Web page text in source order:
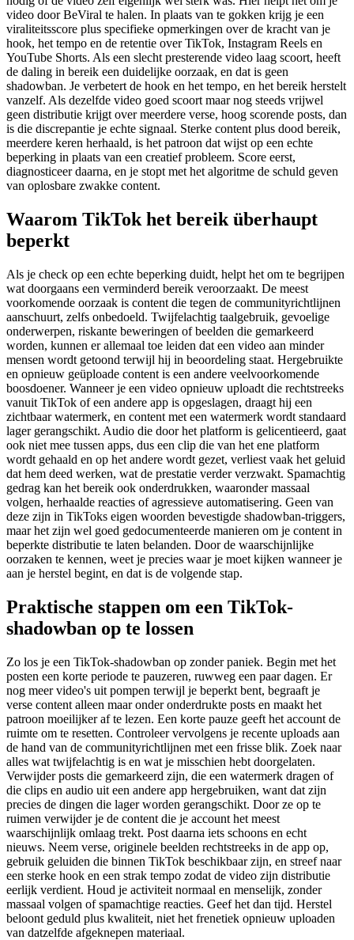
video door BeViral te halen. In plaats van te gokken krijg je een
viraliteitsscore plus specifieke opmerkingen over de kracht van je
hook, het tempo en de retentie over TikTok, Instagram Reels en
YouTube Shorts. Als een slecht presterende video laag scoort, heeft
de daling in bereik een duidelijke oorzaak, en dat is geen
shadowban. Je verbetert de hook en het tempo, en het bereik herstelt
vanzelf. Als dezelfde video goed scoort maar nog steeds vrijwel
geen distributie krijgt over meerdere verse, hoog scorende posts, dan
is die discrepantie je echte signaal. Sterke content plus dood bereik,
meerdere keren herhaald, is het patroon dat wijst op een echte
beperking in plaats van een creatief probleem. Score eerst,
diagnosticeer daarna, en je stopt met het algoritme de schuld geven
van oplosbare zwakke content.
Waarom TikTok het bereik überhaupt
beperkt
Als je check op een echte beperking duidt, helpt het om te begrijpen
wat doorgaans een verminderd bereik veroorzaakt. De meest
voorkomende oorzaak is content die tegen de communityrichtlijnen
aanschuurt, zelfs onbedoeld. Twijfelachtig taalgebruik, gevoelige
onderwerpen, riskante beweringen of beelden die gemarkeerd
worden, kunnen er allemaal toe leiden dat een video aan minder
mensen wordt getoond terwijl hij in beoordeling staat. Hergebruikte
en opnieuw geüploade content is een andere veelvoorkomende
boosdoener. Wanneer je een video opnieuw uploadt die rechtstreeks
vanuit TikTok of een andere app is opgeslagen, draagt hij een
zichtbaar watermerk, en content met een watermerk wordt standaard
lager gerangschikt. Audio die door het platform is gelicentieerd, gaat
ook niet mee tussen apps, dus een clip die van het ene platform
wordt gehaald en op het andere wordt gezet, verliest vaak het geluid
dat hem deed werken, wat de prestatie verder verzwakt. Spamachtig
gedrag kan het bereik ook onderdrukken, waaronder massaal
volgen, herhaalde reacties of agressieve automatisering. Geen van
deze zijn in TikToks eigen woorden bevestigde shadowban-triggers,
maar het zijn wel goed gedocumenteerde manieren om je content in
beperkte distributie te laten belanden. Door de waarschijnlijke
oorzaken te kennen, weet je precies waar je moet kijken wanneer je
aan je herstel begint, en dat is de volgende stap.
Praktische stappen om een TikTok-
shadowban op te lossen
Zo los je een TikTok-shadowban op zonder paniek. Begin met het
posten een korte periode te pauzeren, ruwweg een paar dagen. Er
nog meer video's uit pompen terwijl je beperkt bent, begraaft je
verse content alleen maar onder onderdrukte posts en maakt het
patroon moeilijker af te lezen. Een korte pauze geeft het account de
ruimte om te resetten. Controleer vervolgens je recente uploads aan
de hand van de communityrichtlijnen met een frisse blik. Zoek naar
alles wat twijfelachtig is en wat je misschien hebt doorgelaten.
Verwijder posts die gemarkeerd zijn, die een watermerk dragen of
die clips en audio uit een andere app hergebruiken, want dat zijn
precies de dingen die lager worden gerangschikt. Door ze op te
ruimen verwijder je de content die je account het meest
waarschijnlijk omlaag trekt. Post daarna iets schoons en echt
nieuws. Neem verse, originele beelden rechtstreeks in de app op,
gebruik geluiden die binnen TikTok beschikbaar zijn, en streef naar
een sterke hook en een strak tempo zodat de video zijn distributie
eerlijk verdient. Houd je activiteit normaal en menselijk, zonder
massaal volgen of spamachtige reacties. Geef het dan tijd. Herstel
beloont geduld plus kwaliteit, niet het frenetiek opnieuw uploaden
van datzelfde afgeknepen materiaal.